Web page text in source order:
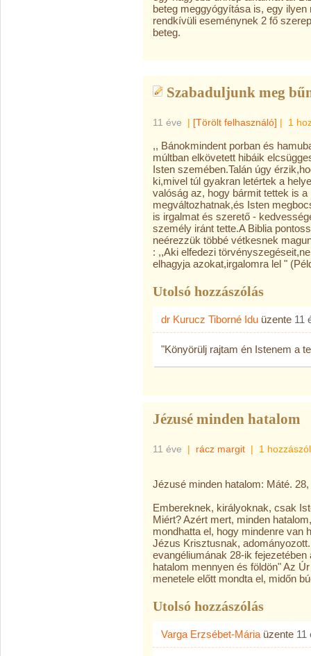
beteg meggyógyítása is, egy
rendkívüli eseménynek 2 fő
beteg.
Szabaduljunk meg
11 éve | [Törölt felhasználó] | 1
,, Bánokmindent porban és
múltban elkövetett hibáik
Isten szemében.Talán úgy
ki,mivel túl gyakran letértek a
valóság az, hogy bármit tettek is
megváltozhatnak,és Isten
is irgalmat és szerető -
személy iránt tette.A Biblia
neérezzük többé vétkesnek
: ,,Aki elfedezi
elhagyja azokat,irgalomra lel "
Utolsó hozzászólás
dr Kurucz Tiborné Idu üzente 11
"Könyörülj rajtam én Istenem a
Jézusé minden hatalom
11 éve | rácz margit | 1
Jézusé minden hatalom: Máté. 28,
Embereknek, királyoknak, csak
Miért? Azért mert, minden
mondhatta el, hogy mindenre van
Jézus Krisztusnak,
evangéliumának 28-ik
hatalom mennyen és földön" Az
menetele előtt mondta el, midőn
Utolsó hozzászólás
Varga Erzsébet-Mária üzente 11